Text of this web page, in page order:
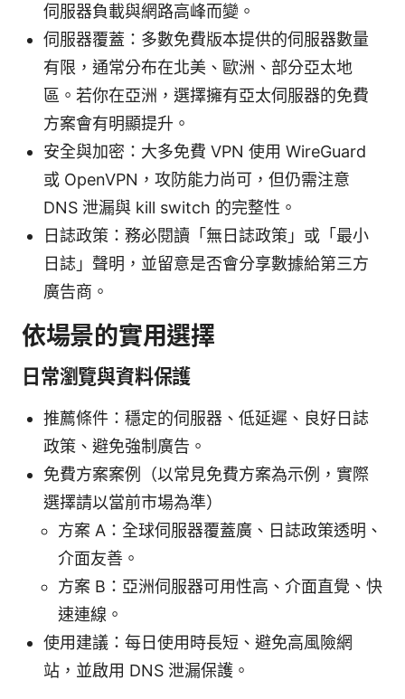
伺服器負載與網路高峰而變。
伺服器覆蓋：多數免費版本提供的伺服器數量
有限，通常分布在北美、歐洲、部分亞太地
區。若你在亞洲，選擇擁有亞太伺服器的免費
方案會有明顯提升。
安全與加密：大多免費 VPN 使用 WireGuard
或 OpenVPN，攻防能力尚可，但仍需注意
DNS 泄漏與 kill switch 的完整性。
日誌政策：務必閱讀「無日誌政策」或「最小
日誌」聲明，並留意是否會分享數據給第三方
廣告商。
依場景的實用選擇
日常瀏覽與資料保護
推薦條件：穩定的伺服器、低延遲、良好日誌
政策、避免強制廣告。
免費方案案例（以常見免費方案為示例，實際
選擇請以當前市場為準）
方案 A：全球伺服器覆蓋廣、日誌政策透明、
介面友善。
方案 B：亞洲伺服器可用性高、介面直覺、快
速連線。
使用建議：每日使用時長短、避免高風險網
站，並啟用 DNS 泄漏保護。